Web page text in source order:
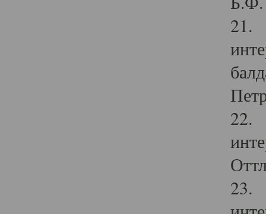
21.
22.
23.